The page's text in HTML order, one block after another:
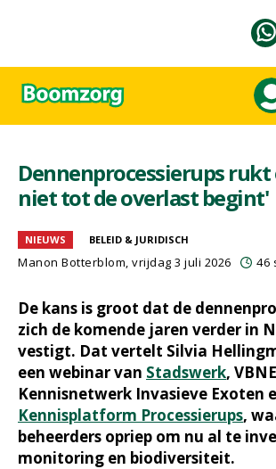
Dennenprocessierups rukt
niet tot de overlast begint'
NIEUWS BELEID & JURIDISCH
Manon Botterblom, vrijdag 3 juli 2026 46
De kans is groot dat de
zich de komende jaren verder in
vestigt. Dat vertelt Silvia
een webinar van Stadswerk,
Kennisnetwerk Invasieve Exoten
Kennisplatform Processierups,
beheerders opriep om nu al te
monitoring en biodiversiteit.